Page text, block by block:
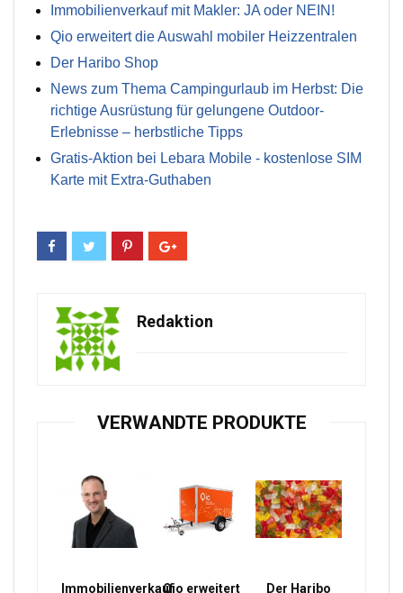
Immobilienverkauf mit Makler: JA oder NEIN!
Qio erweitert die Auswahl mobiler Heizzentralen
Der Haribo Shop
News zum Thema Campingurlaub im Herbst: Die
richtige Ausrüstung für gelungene Outdoor-
Erlebnisse – herbstliche Tipps
Gratis-Aktion bei Lebara Mobile - kostenlose SIM
Karte mit Extra-Guthaben
Redaktion
VERWANDTE PRODUKTE
ImmobilienverkaufQio erweitert Der Haribo